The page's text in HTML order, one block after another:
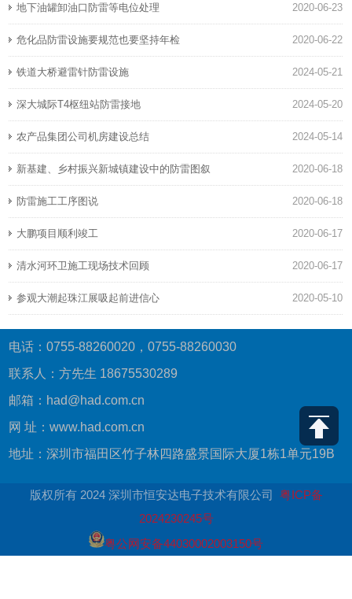
2020-06-23
地下油罐卸油口防雷等电位处理
2020-06-22
危化品防雷设施要规范也要坚持年检
2024-05-21
铁道大桥避雷针防雷设施
2024-05-20
深大城际T4枢纽站防雷接地
2024-05-14
农产品集团公司机房建设总结
2020-06-18
新基建、乡村振兴新城镇建设中的防雷图叙
2020-06-18
防雷施工工序图说
2020-06-17
大鹏项目顺利竣工
2020-06-17
清水河环卫施工现场技术回顾
2020-05-10
参观大潮起珠江展吸起前进信心
电话：0755-88260020，0755-88260030
联系人：方先生 18675530289
邮箱：had@had.com.cn
网 址：www.had.com.cn
地址：深圳市福田区竹子林四路盛景国际大厦1栋1单元19B
版权所有 2024 深圳市恒安达电子技术有限公司 粤ICP备
2024230245号
粤公网安备44030002003150号